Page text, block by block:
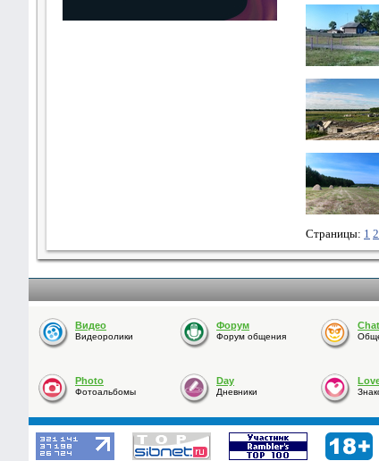
Страницы: 1 2
Видео
Видеоролики
Форум
Форум общения
Chat
Photo
Фотоальбомы
Day
Дневники